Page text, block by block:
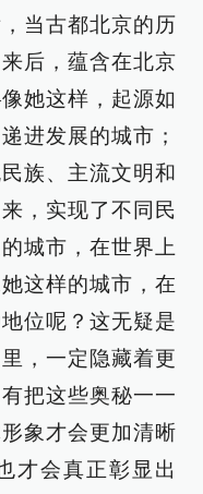
当古都北京的历
后，蕴含在北京
她这样，起源如
进发展的城市；
族、主流文明和
，实现了不同民
城市，在世界上
这样的城市，在
位呢？这无疑是
，一定隐藏着更
把这些奥秘一一
象才会更加清晰
才会真正彰显出